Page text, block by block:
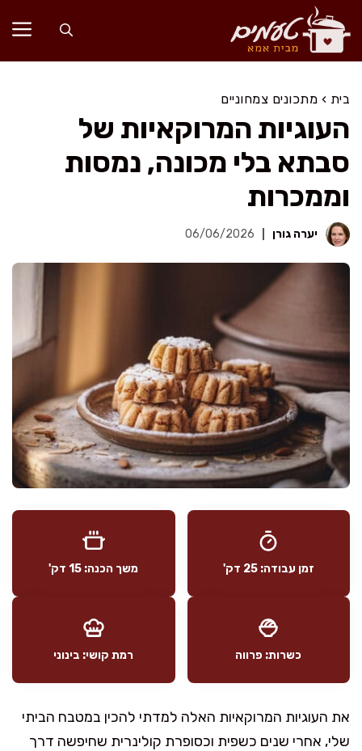
לדלג
לתוכן
בית › מתכונים צמחוניים
העוגיות המרוקאיות של
סבתא בלי מכונה, נמסות
וממכרות
יערה גורן 06/06/2026
זמן עבודה: 25 דק' משך הכנה: 15 דק'
כשרות: פרווה רמת קושי: בינוני
את העוגיות המרוקאיות האלה למדתי להכין במטבח הביתי
שלי, אחרי שנים כשפית וכסופרת קולינרית שחיפשה דרך